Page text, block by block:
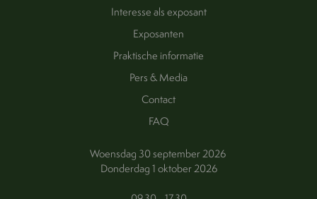
Interesse als exposant
Exposanten
Praktische informatie
Pers & Media
Contact
FAQ
Woensdag 30 september 2026
Donderdag 1 oktober 2026